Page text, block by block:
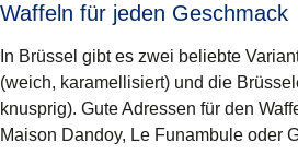
Waffeln für jeden Geschmack
In Brüssel gibt es zwei beliebte
(weich, karamellisiert) und die
knusprig). Gute Adressen für den
Maison Dandoy, Le Funambule oder